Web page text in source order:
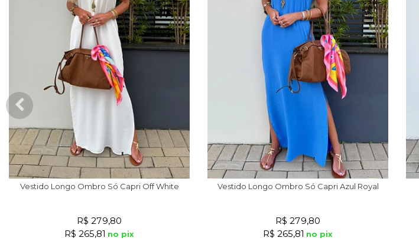
Vestido Longo Ombro Só Capri Off White
R$ 279,80
R$ 265,81 no pix
Vestido Longo Ombro Só Capri Azul Royal
R$ 279,80
R$ 265,81 no pix